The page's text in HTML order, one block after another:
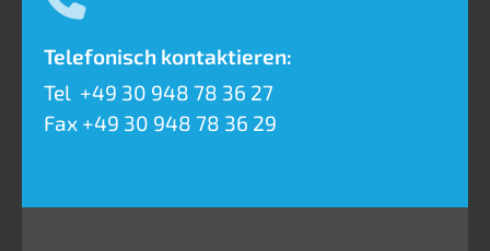
Telefonisch kontaktieren:
Tel +49 30 948 78 36 27
Fax +49 30 948 78 36 29